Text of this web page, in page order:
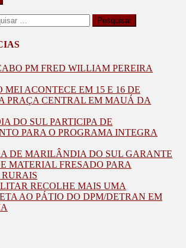
PM FRED WILLIAM PEREIRA
MEI ACONTECE EM 15 E 16 DE
PRAÇA CENTRAL EM MAUÁ DA
DO SUL PARTICIPA DE
PARA O PROGRAMA INTEGRA
DE MARILÂNDIA DO SUL GARANTE
MATERIAL FRESADO PARA
RECOLHE MAIS UMA
AO PÁTIO DO DPM/DETRAN EM